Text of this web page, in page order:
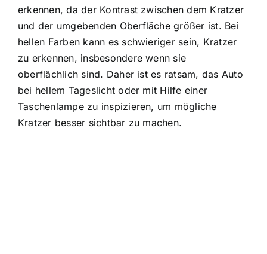
erkennen, da der Kontrast zwischen dem Kratzer
und der umgebenden Oberfläche größer ist. Bei
hellen Farben kann es schwieriger sein, Kratzer
zu erkennen, insbesondere wenn sie
oberflächlich sind. Daher ist es ratsam, das Auto
bei hellem Tageslicht oder mit Hilfe einer
Taschenlampe zu inspizieren, um mögliche
Kratzer besser sichtbar zu machen.